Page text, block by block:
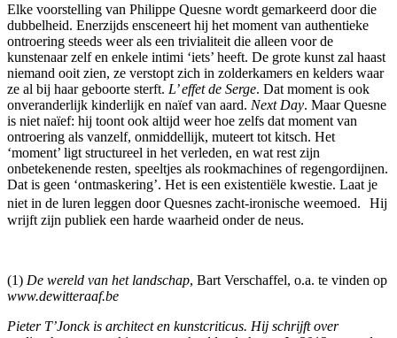
Elke voorstelling van Philippe Quesne wordt gemarkeerd door die
dubbelheid. Enerzijds ensceneert hij het moment van authentieke
ontroering steeds weer als een trivialiteit die alleen voor de
kunstenaar zelf en enkele intimi ‘iets’ heeft. De grote kunst zal haast
niemand ooit zien, ze verstopt zich in zolderkamers en kelders waar
ze al bij haar geboorte sterft. L’ effet de Serge. Dat moment is ook
onveranderlijk kinderlijk en naïef van aard. Next Day. Maar Quesne
is niet naïef: hij toont ook altijd weer hoe zelfs dat moment van
ontroering als vanzelf, onmiddellijk, muteert tot kitsch. Het
‘moment’ ligt structureel in het verleden, en wat rest zijn
onbetekenende resten, speeltjes als rookmachines of regengordijnen.
Dat is geen ‘ontmaskering’. Het is een existentiële kwestie. Laat je
niet in de luren leggen door Quesnes zacht-ironische weemoed. Hij
wrijft zijn publiek een harde waarheid onder de neus.
(1) De wereld van het landschap, Bart Verschaffel, o.a. te vinden op
www.dewitteraaf.be
Pieter T’Jonck is architect en kunstcriticus. Hij schrijft over